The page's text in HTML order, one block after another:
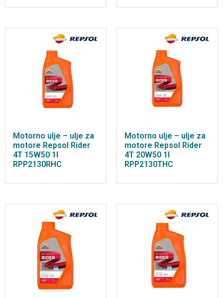
Motorno ulje – ulje za
motore Repsol Rider
4T 15W50 1l
RPP2130RHC
Motorno ulje – ulje za
motore Repsol Rider
4T 20W50 1l
RPP2130THC